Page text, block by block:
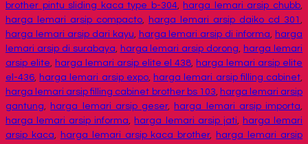
brother pintu sliding kaca type b-304, harga lemari arsip chubb,
harga lemari arsip compacto, harga lemari arsip daiko cd 301 ,
harga lemari arsip dari kayu, harga lemari arsip di informa, harga
lemari arsip di surabaya, harga lemari arsip dorong, harga lemari
arsip elite, harga lemari arsip elite el 438, harga lemari arsip elite
el-436, harga lemari arsip expo, harga lemari arsip filling cabinet,
harga lemari arsip filling cabinet brother bs 103, harga lemari arsip
gantung, harga lemari arsip geser, harga lemari arsip importa,
harga lemari arsip informa, harga lemari arsip jati, harga lemari
arsip kaca, harga lemari arsip kaca brother, harga lemari arsip